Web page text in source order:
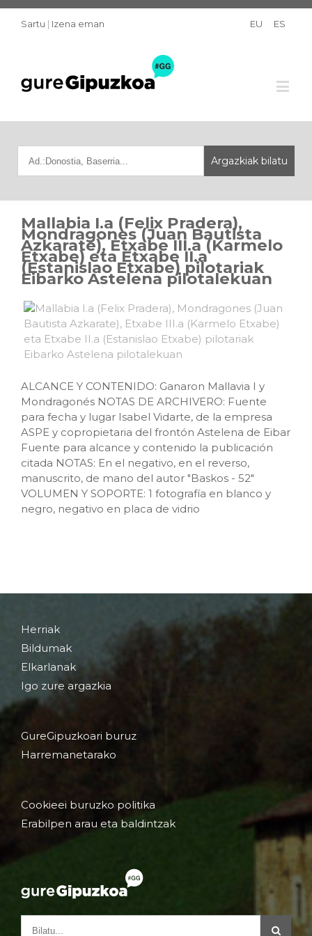
Sartu | Izena eman EU ES
Mallabia I.a (Felix Pradera),
Mondragones (Juan Bautista
Azkarate), Etxabe III.a (Karmelo
Etxabe) eta Etxabe II.a
(Estanislao Etxabe) pilotariak
Eibarko Astelena pilotalekuan
ALCANCE Y CONTENIDO: Ganaron Mallavia I y
Mondragonés NOTAS DE ARCHIVERO: Fuente
para fecha y lugar Isabel Vidarte, de la empresa
ASPE y copropietaria del frontón Astelena de Eibar
Fuente para alcance y contenido la publicación
citada NOTAS: En el negativo, en el reverso,
manuscrito, de mano del autor "Baskos - 52"
VOLUMEN Y SOPORTE: 1 fotografía en blanco y
negro, negativo en placa de vidrio
Herriak
Bildumak
Elkarlanak
Igo zure argazkia
GureGipuzkoari buruz
Harremanetarako
Cookieei buruzko politika
Erabilpen arau eta baldintzak